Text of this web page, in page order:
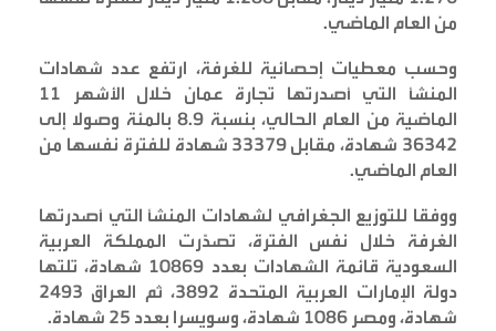
من العام الماضي.
وحسب معطيات إحصائية للغرفة، ارتفع عدد شهادات
المنشأ التي أصدرتها تجارة عمان خلال الأشهر 11
الماضية من العام الحالي، بنسبة 8.9 بالمئة وصولا إلى
36342 شهادة، مقابل 33379 شهادة للفترة نفسها من
العام الماضي.
ووفقا للتوزيع الجغرافي لشهادات المنشأ التي أصدرتها
الغرفة خلال نفس الفترة، تصدّرت المملكة العربية
السعودية قائمة الشهادات بعدد 10869 شهادة، تلتها
دولة الإمارات العربية المتحدة 3892، ثم العراق 2493
شهادة، ومصر 1086 شهادة، وسويسرا بعدد 25 شهادة
.